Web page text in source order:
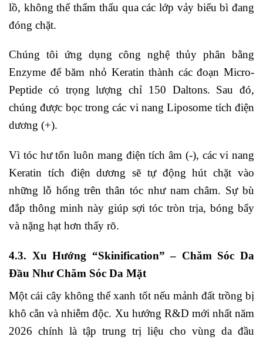
lồ, không thể thẩm thấu qua các lớp vảy biểu bì đang
đóng chặt.
Chúng tôi ứng dụng công nghệ thủy phân bằng
Enzyme để băm nhỏ Keratin thành các đoạn Micro-
Peptide có trọng lượng chỉ 150 Daltons. Sau đó,
chúng được bọc trong các vi nang Liposome tích điện
dương (+).
Vì tóc hư tổn luôn mang điện tích âm (-), các vi nang
Keratin tích điện dương sẽ tự động hút chặt vào
những lỗ hổng trên thân tóc như nam châm. Sự bù
đắp thông minh này giúp sợi tóc tròn trịa, bóng bẩy
và nặng hạt hơn thấy rõ.
4.3. Xu Hướng “Skinification” – Chăm Sóc Da
Đầu Như Chăm Sóc Da Mặt
Một cái cây không thể xanh tốt nếu mảnh đất trồng bị
khô cằn và nhiễm độc. Xu hướng R&D mới nhất năm
2026 chính là tập trung trị liệu cho vùng da đầu